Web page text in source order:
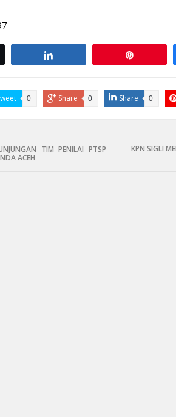
0 Share 0 Share 0
TIM PENILAI PTSP
ACEH
KPN SIGLI